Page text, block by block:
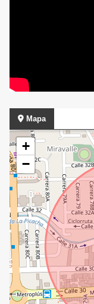
Mapa
+
−